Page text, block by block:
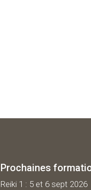
Prochaines
Reiki 1 : 5 et 6 sept 2026